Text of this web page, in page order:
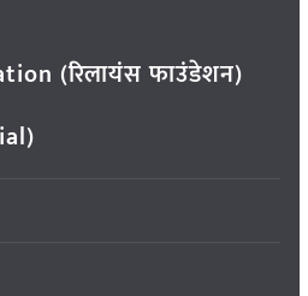
(रिलायंस फाउंडेशन)